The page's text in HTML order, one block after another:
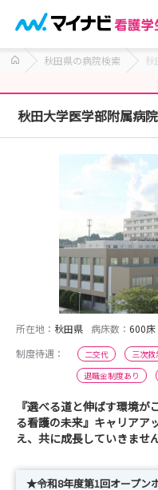
秋田県の病院検索 秋
秋田大学医学部附属病院
所在地： 秋田県 病床数： 600床
制度待遇：
二交代 三次救
退職金制度あり
『選べる道と伸ばす環境
る看護の未来』キャリアア
え、共に成長していきませ
★令和8年度第1回オープン